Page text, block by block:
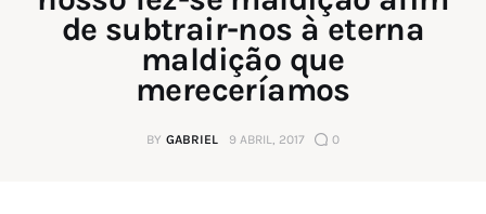
Catolicismo
Sobre
de subtrair-nos à eterna
maldição que
mereceríamos
BY GABRIEL 9 ABRIL, 2017 0